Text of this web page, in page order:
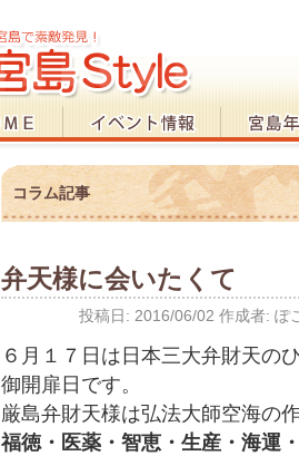
コラム記事
弁天様に会いたくて
投稿日: 2016/06/02 作成者: ぽ
６月１７日は日本三大弁財天の
御開扉日です。
厳島弁財天様は弘法大師空海の
福徳・医薬・智恵・生産・海運